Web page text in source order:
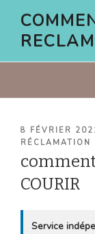
contenu
PUBLIÉ
LE
8 FÉVRIER
RÉCLAMATION
COURIR
Service